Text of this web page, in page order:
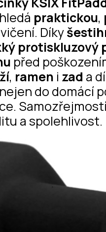
praktickou,
Díky
protiskluzový
před
, ramen i zad a
do domácí
a spolehlivost.